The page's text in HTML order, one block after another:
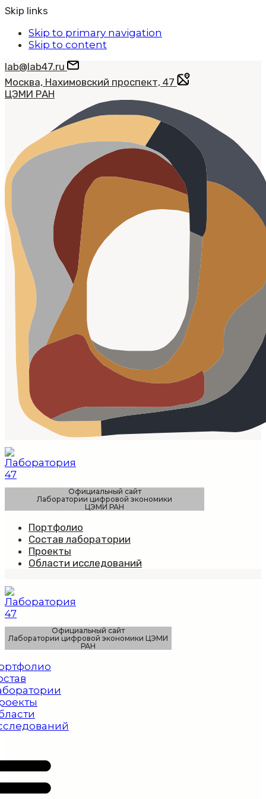
Skip links
Skip to primary navigation
Skip to content
lab@lab47.ru
Москва, Нахимовский проспект, 47
ЦЭМИ РАН
Официальный сайт
Лаборатории цифровой экономики
ЦЭМИ РАН
Портфолио
Состав лаборатории
Проекты
Области исследований
Официальный сайт
Лаборатории цифровой экономики ЦЭМИ
РАН